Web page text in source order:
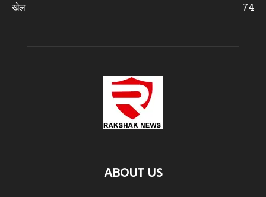
खेल
74
ABOUT US